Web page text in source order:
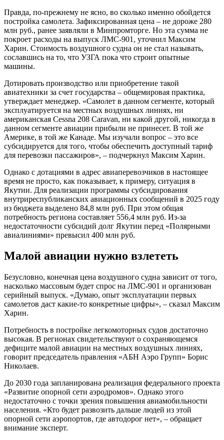
Правда, по-прежнему не ясно, во сколько именно обойдется
постройка самолета. Зафиксированная цена – не дороже 280
млн руб., ранее заявляли в Минпромторге. Но эта сумма не
покроет расходы на выпуск ЛМС-901, уточнил Максим
Харин. Стоимость воздушного судна он не стал называть,
сославшись на то, что УЗГА пока что строит опытные
машины.
Дотировать производство или приобретение такой
авиатехники за счет государства – общемировая практика,
утверждает менеджер. «Самолет в данном сегменте, который
эксплуатируется на местных воздушных линиях, ни
американская Cessna 208 Caravan, ни какой другой, никогда в
данном сегменте авиации прибыли не принесет. В той же
Америке, в той же Канаде. Мы изучали вопрос – это все
субсидируется для того, чтобы обеспечить доступный тариф
для перевозки пассажиров», – подчеркнул Максим Харин.
Однако с дотациями в адрес авиаперевозчиков в настоящее
время не просто, как показывает, к примеру, ситуация в
Якутии. Для реализации программы субсидирования
внутриреспубликанских авиационных сообщений в 2025 году
из бюджета выделено 84,8 млн руб. При этом общая
потребность региона составляет 556,4 млн руб. Из-за
недостаточности субсидий долг Якутии перед «Полярными
авиалиниями» превысил 400 млн руб.
Малой авиации нужно взлететь
Безусловно, конечная цена воздушного судна зависит от того,
насколько массовым будет спрос на ЛМС-901 и организован
серийный выпуск. «Думаю, опыт эксплуатации первых
самолетов даст какие-то конкретные цифры», – сказал Максим
Харин.
Потребность в постройке легкомоторных судов достаточно
высокая. В регионах свидетельствуют о сохраняющемся
дефиците малой авиации на местных воздушных линиях,
говорит председатель правления «АБН Аэро Групп» Борис
Николаев.
До 2030 года запланирована реализация федерального проекта
«Развитие опорной сети аэродромов». Однако этого
недостаточно с точки зрения повышения авиамобильности
населения. «Кто будет развозить дальше людей из этой
опорной сети аэропортов, где автодорог нет», – обращает
внимание эксперт.